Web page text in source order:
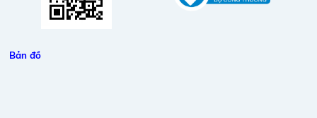
Bản đồ